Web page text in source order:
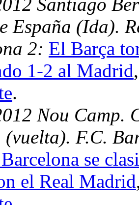
España (Ida).
2: El Barça
1-2 al Madrid
.
Nou Camp.
(vuelta). F.C.
se
el Real Madrid